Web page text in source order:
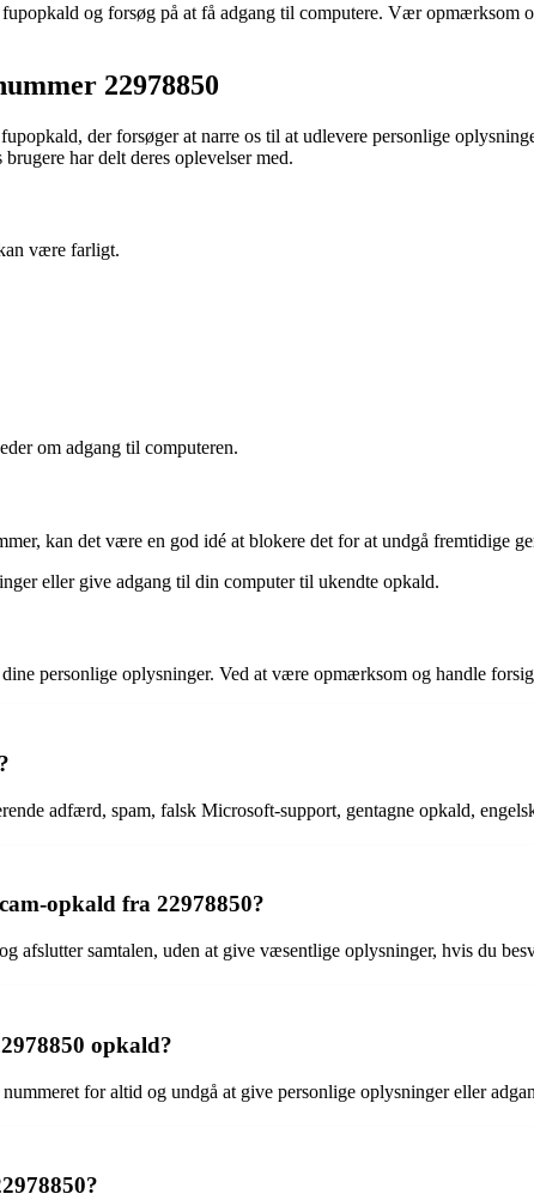
og forsøg på at få adgang til computere. Vær opmærksom
22978850
der forsøger at narre os til at udlevere personlige
har delt deres oplevelser med.
være farligt.
om adgang til computeren.
kan det være en god idé at blokere det for at undgå fremtidige
eller give adgang til din computer til ukendte opkald.
personlige oplysninger. Ved at være opmærksom og handle
adfærd, spam, falsk Microsoft-support, gentagne opkald,
opkald fra 22978850?
afslutter samtalen, uden at give væsentlige oplysninger, hvis du
opkald?
for altid og undgå at give personlige oplysninger eller